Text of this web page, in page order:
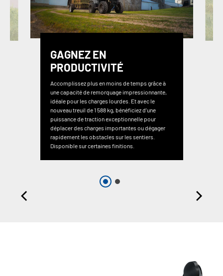
GAGNEZ EN
PRODUCTIVITÉ
Accomplissez plus en moins de temps grâce à
une capacité de remorquage impressionnante,
idéale pour les charges lourdes. Et avec le
nouveau treuil de 1 588 kg, bénéficiez d’une
puissance de traction exceptionnelle pour
déplacer des charges importantes ou dégager
rapidement les obstacles sur les sentiers.
Disponible sur certaines finitions.